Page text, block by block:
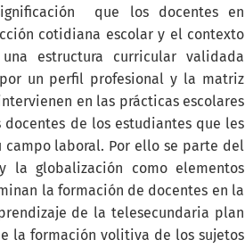
que los docentes en
cotidiana escolar y el contexto
estructura curricular validada
un perfil profesional y la matriz
en las prácticas escolares
de los estudiantes que les
laboral. Por ello se parte del
la globalización como elementos
la formación de docentes en la
de la telesecundaria plan
la formación volitiva de los sujetos